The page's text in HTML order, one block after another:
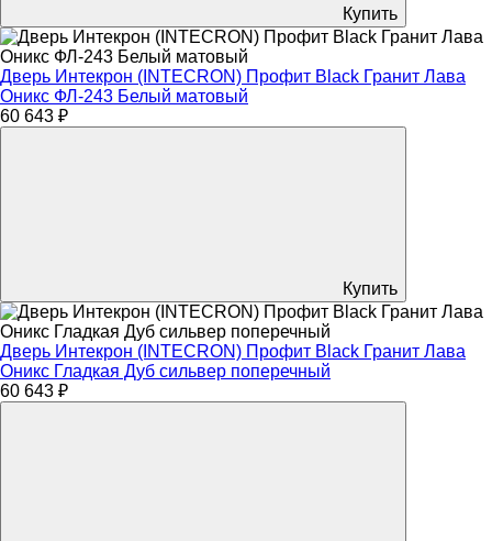
Купить
Дверь Интекрон (INTECRON) Профит Black Гранит Лава
Оникс ФЛ-243 Белый матовый
60 643 ₽
Купить
Дверь Интекрон (INTECRON) Профит Black Гранит Лава
Оникс Гладкая Дуб сильвер поперечный
60 643 ₽